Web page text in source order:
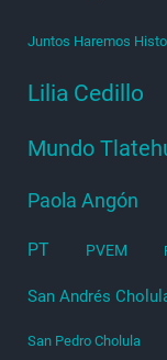
Juntos Haremos
Lilia Cedillo
Mundo
Paola Angón
PT PVEM
San Andrés
San Pedro Cholula